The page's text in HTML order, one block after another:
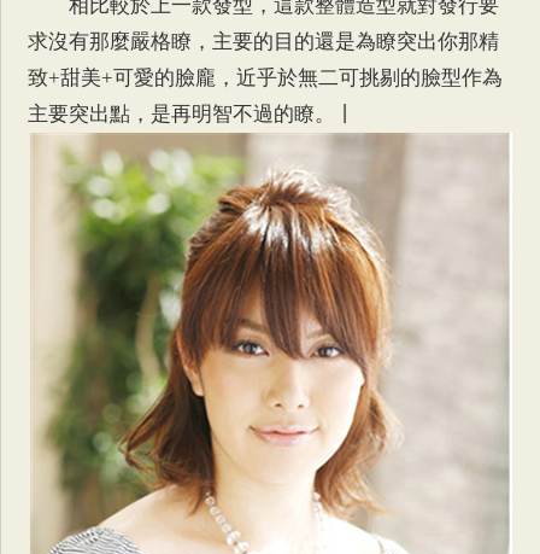
相比較於上一款發型，這款整體造型就對發行要
求沒有那麼嚴格瞭，主要的目的還是為瞭突出你那精
致+甜美+可愛的臉龐，近乎於無二可挑剔的臉型作為
主要突出點，是再明智不過的瞭。丨